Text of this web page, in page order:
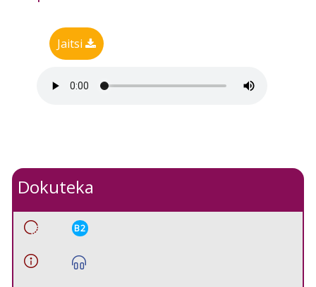
Jaitsi
Dokuteka
B2